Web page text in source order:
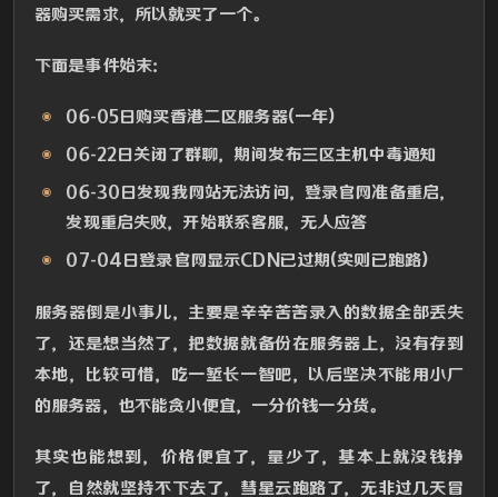
器购买需求，所以就买了一个。
下面是事件始末：
06-05日购买香港二区服务器(一年)
06-22日关闭了群聊，期间发布三区主机中毒通知
06-30日发现我网站无法访问，登录官网准备重启，
发现重启失败，开始联系客服，无人应答
07-04日登录官网显示CDN已过期(实则已跑路)
服务器倒是小事儿，主要是辛辛苦苦录入的数据全部丢失
了，还是想当然了，把数据就备份在服务器上，没有存到
本地，比较可惜，吃一堑长一智吧，以后坚决不能用小厂
的服务器，也不能贪小便宜，一分价钱一分货。
其实也能想到，价格便宜了，量少了，基本上就没钱挣
了，自然就坚持不下去了，彗星云跑路了，无非过几天冒